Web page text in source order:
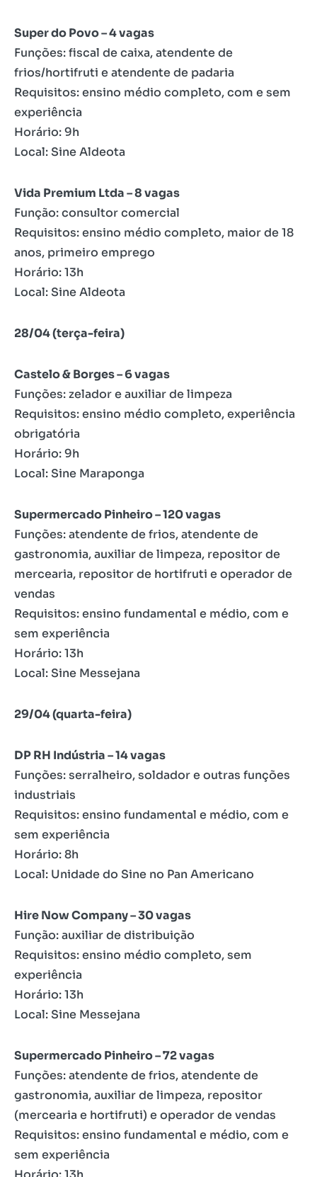
Super do Povo – 4 vagas
Funções: fiscal de caixa, atendente de
frios/hortifruti e atendente de padaria
Requisitos: ensino médio completo, com e sem
experiência
Horário: 9h
Local: Sine Aldeota
Vida Premium Ltda – 8 vagas
Função: consultor comercial
Requisitos: ensino médio completo, maior de 18
anos, primeiro emprego
Horário: 13h
Local: Sine Aldeota
28/04 (terça-feira)
Castelo & Borges – 6 vagas
Funções: zelador e auxiliar de limpeza
Requisitos: ensino médio completo, experiência
obrigatória
Horário: 9h
Local: Sine Maraponga
Supermercado Pinheiro – 120 vagas
Funções: atendente de frios, atendente de
gastronomia, auxiliar de limpeza, repositor de
mercearia, repositor de hortifruti e operador de
vendas
Requisitos: ensino fundamental e médio, com e
sem experiência
Horário: 13h
Local: Sine Messejana
29/04 (quarta-feira)
DP RH Indústria – 14 vagas
Funções: serralheiro, soldador e outras funções
industriais
Requisitos: ensino fundamental e médio, com e
sem experiência
Horário: 8h
Local: Unidade do Sine no Pan Americano
Hire Now Company – 30 vagas
Função: auxiliar de distribuição
Requisitos: ensino médio completo, sem
experiência
Horário: 13h
Local: Sine Messejana
Supermercado Pinheiro – 72 vagas
Funções: atendente de frios, atendente de
gastronomia, auxiliar de limpeza, repositor
(mercearia e hortifruti) e operador de vendas
Requisitos: ensino fundamental e médio, com e
sem experiência